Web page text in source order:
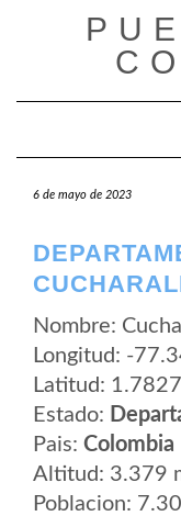
6 de mayo de 2023
Nombre:
Longitud: -
Latitud:
Estado:
Pais: Colombia
Altitud: 3.379
Poblacion: